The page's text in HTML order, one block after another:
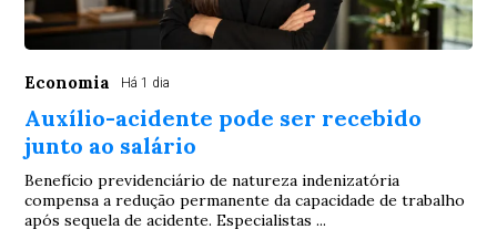
Economia Há 1 dia
Auxílio-acidente pode ser recebido
junto ao salário
Benefício previdenciário de natureza indenizatória
compensa a redução permanente da capacidade de trabalho
após sequela de acidente. Especialistas ...